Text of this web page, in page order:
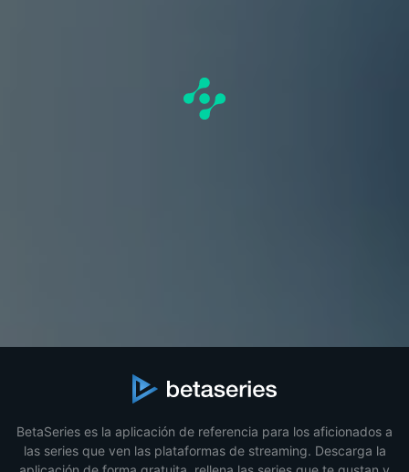
BetaSeries es la aplicación de referencia para los aficionados a
las series que ven las plataformas de streaming. Descarga la